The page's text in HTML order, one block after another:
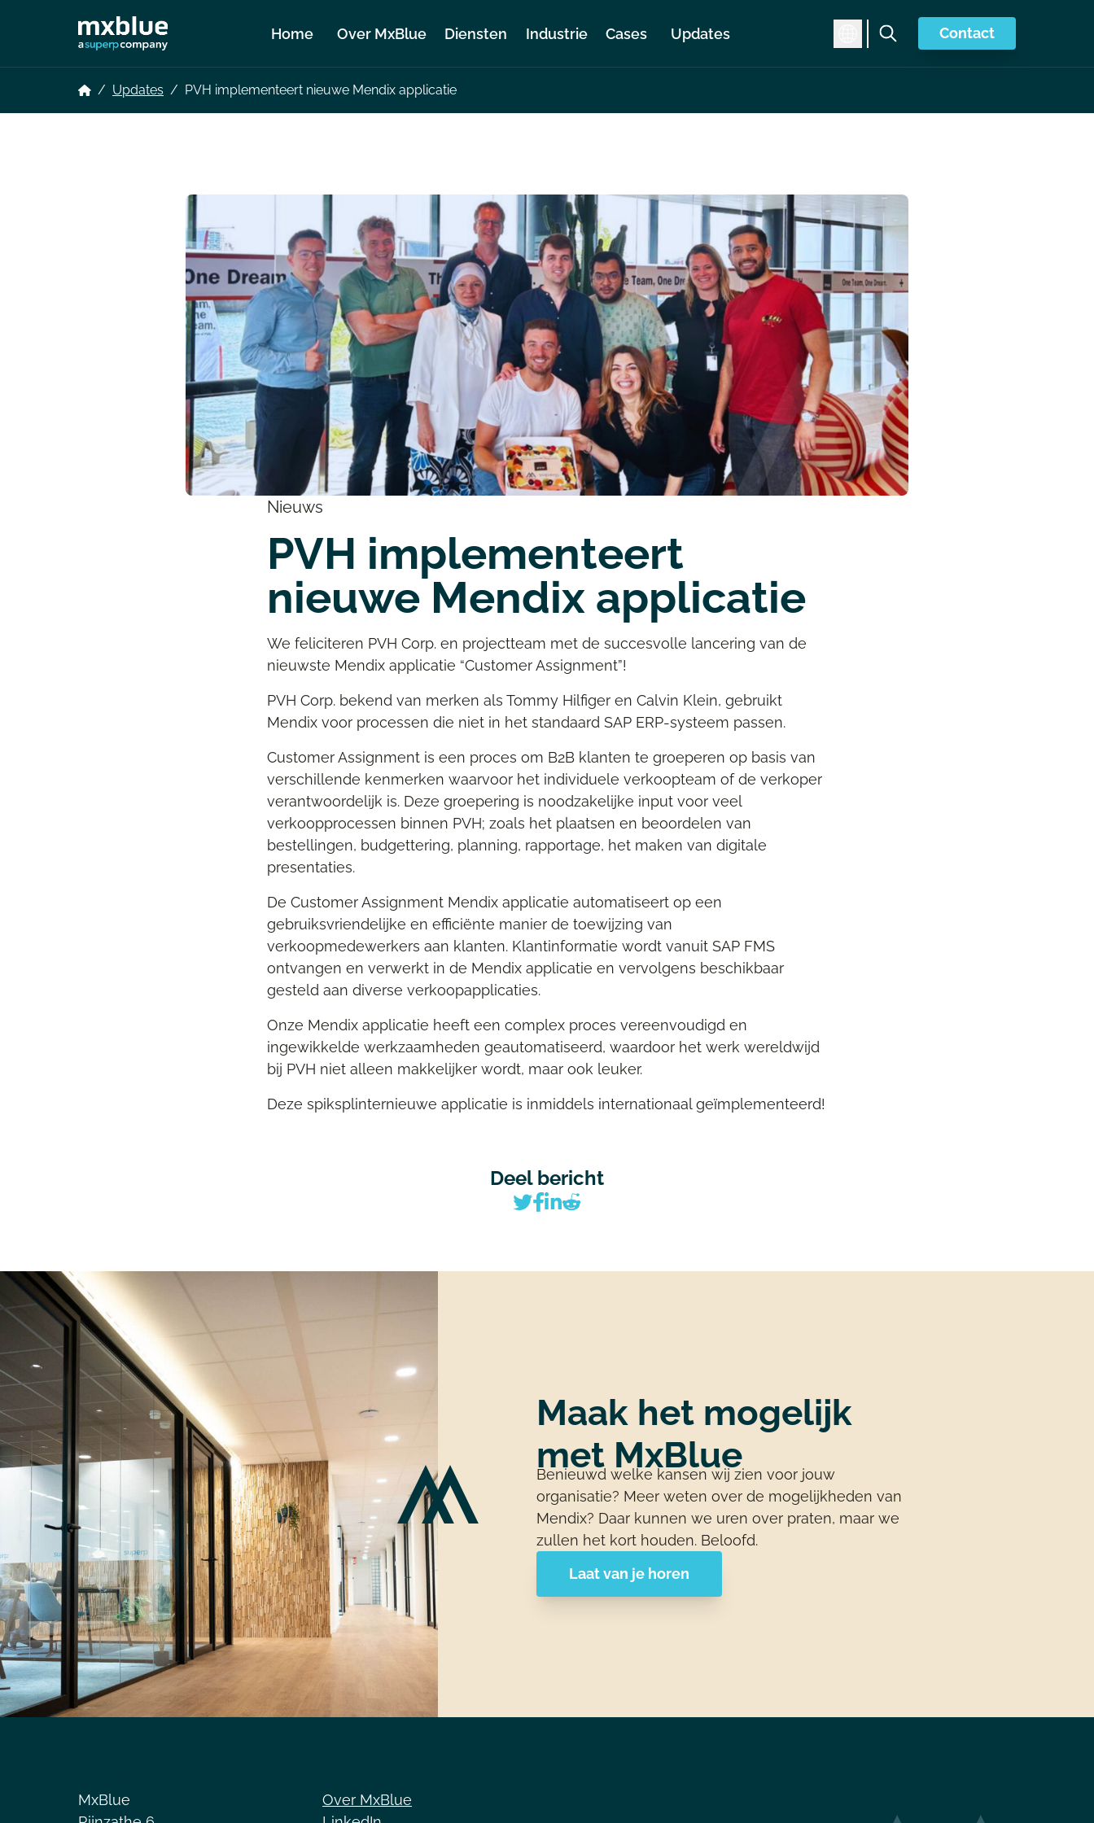
Home Over MxBlue Diensten Industrie Cases Updates Contact
/ Updates / PVH implementeert nieuwe Mendix applicatie
Nieuws
PVH implementeert
nieuwe Mendix applicatie
We feliciteren PVH Corp. en projectteam met de succesvolle lancering van de
nieuwste Mendix applicatie “Customer Assignment”!
PVH Corp. bekend van merken als Tommy Hilfiger en Calvin Klein, gebruikt
Mendix voor processen die niet in het standaard SAP ERP-systeem passen.
Customer Assignment is een proces om B2B klanten te groeperen op basis van
verschillende kenmerken waarvoor het individuele verkoopteam of de verkoper
verantwoordelijk is. Deze groepering is noodzakelijke input voor veel
verkoopprocessen binnen PVH; zoals het plaatsen en beoordelen van
bestellingen, budgettering, planning, rapportage, het maken van digitale
presentaties.
De Customer Assignment Mendix applicatie automatiseert op een
gebruiksvriendelijke en efficiënte manier de toewijzing van
verkoopmedewerkers aan klanten. Klantinformatie wordt vanuit SAP FMS
ontvangen en verwerkt in de Mendix applicatie en vervolgens beschikbaar
gesteld aan diverse verkoopapplicaties.
Onze Mendix applicatie heeft een complex proces vereenvoudigd en
ingewikkelde werkzaamheden geautomatiseerd, waardoor het werk wereldwijd
bij PVH niet alleen makkelijker wordt, maar ook leuker.
Deze spiksplinternieuwe applicatie is inmiddels internationaal geïmplementeerd!
Deel bericht
Maak het mogelijk
met MxBlue
Benieuwd welke kansen wij zien voor jouw
organisatie? Meer weten over de mogelijkheden van
Mendix? Daar kunnen we uren over praten, maar we
zullen het kort houden. Beloofd.
Laat van je horen
MxBlue
Over MxBlue